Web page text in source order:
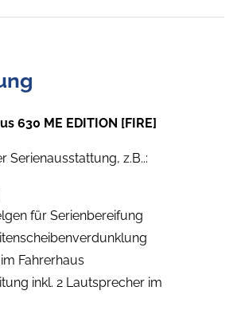
630 ME EDITION [FIRE]
Serienausstattung, z.B..:
für Serienbereifung
Fahrerhaus
inkl. 2 Lautsprecher im